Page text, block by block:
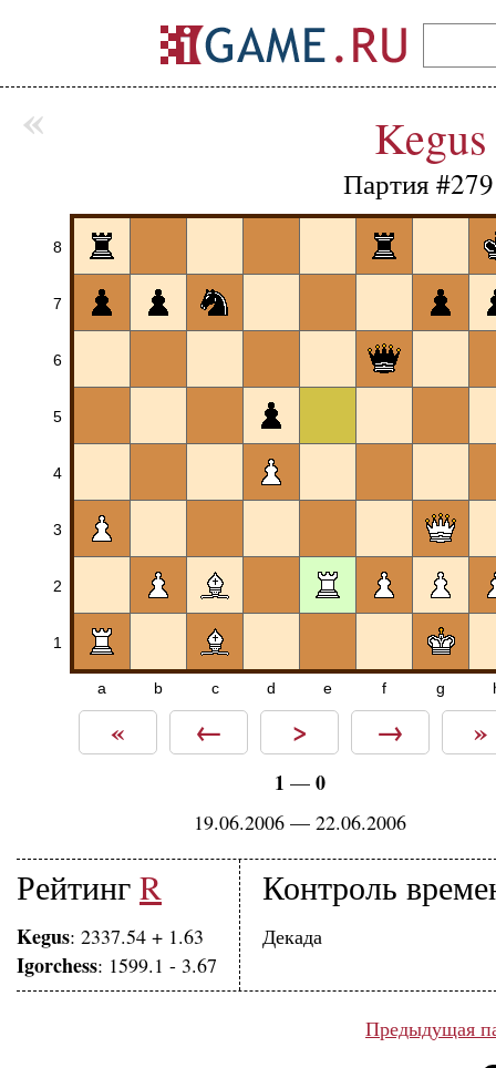
Kegus
Партия
8
7
6
5
4
3
2
1
a b c d e f g
« ← > → »
1 — 0
19.06.2006 — 22.06.2006
Рейтинг R
Kegus: 2337.54 + 1.63
Igorchess: 1599.1 - 3.67
Контроль
Декада
Предыдущая
«